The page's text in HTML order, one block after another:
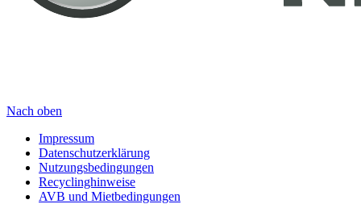
Nach oben
Impressum
Datenschutzerklärung
Nutzungsbedingungen
Recyclinghinweise
AVB und Mietbedingungen